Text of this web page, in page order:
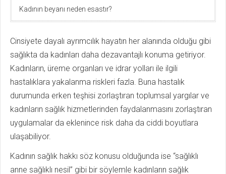
Kadının beyanı neden esastır?
Cinsiyete dayalı ayrımcılık hayatın her alanında olduğu gibi
sağlıkta da kadınları daha dezavantajlı konuma getiriyor.
Kadınların, üreme organları ve idrar yolları ile ilgili
hastalıklara yakalanma riskleri fazla. Buna hastalık
durumunda erken teşhisi zorlaştıran toplumsal yargılar ve
kadınların sağlık hizmetlerinden faydalanmasını zorlaştıran
uygulamalar da eklenince risk daha da ciddi boyutlara
ulaşabiliyor.
Kadının sağlık hakkı söz konusu olduğunda ise “sağlıklı
anne sağlıklı nesil” gibi bir söylemle kadınların sağlık